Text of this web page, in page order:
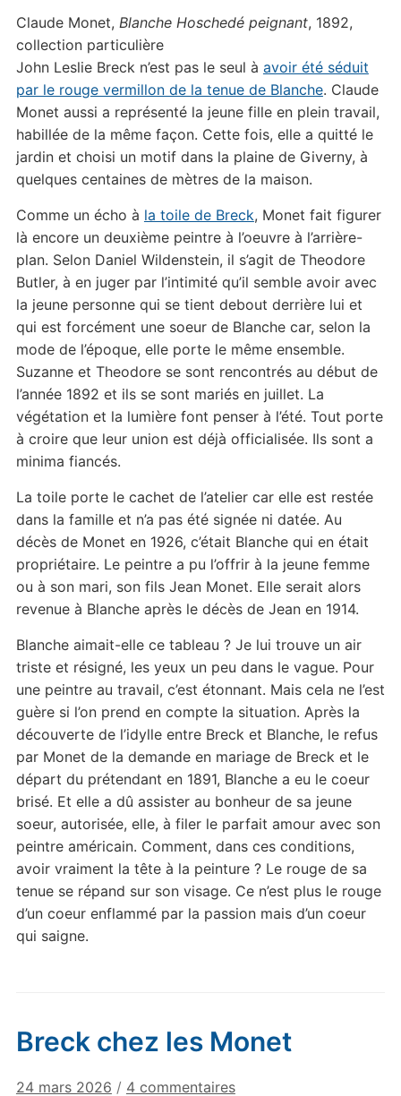
Claude Monet, Blanche Hoschedé peignant, 1892,
collection particulière
John Leslie Breck n’est pas le seul à avoir été séduit
par le rouge vermillon de la tenue de Blanche. Claude
Monet aussi a représenté la jeune fille en plein travail,
habillée de la même façon. Cette fois, elle a quitté le
jardin et choisi un motif dans la plaine de Giverny, à
quelques centaines de mètres de la maison.
Comme un écho à la toile de Breck, Monet fait figurer
là encore un deuxième peintre à l’oeuvre à l’arrière-
plan. Selon Daniel Wildenstein, il s’agit de Theodore
Butler, à en juger par l’intimité qu’il semble avoir avec
la jeune personne qui se tient debout derrière lui et
qui est forcément une soeur de Blanche car, selon la
mode de l’époque, elle porte le même ensemble.
Suzanne et Theodore se sont rencontrés au début de
l’année 1892 et ils se sont mariés en juillet. La
végétation et la lumière font penser à l’été. Tout porte
à croire que leur union est déjà officialisée. Ils sont a
minima fiancés.
La toile porte le cachet de l’atelier car elle est restée
dans la famille et n’a pas été signée ni datée. Au
décès de Monet en 1926, c’était Blanche qui en était
propriétaire. Le peintre a pu l’offrir à la jeune femme
ou à son mari, son fils Jean Monet. Elle serait alors
revenue à Blanche après le décès de Jean en 1914.
Blanche aimait-elle ce tableau ? Je lui trouve un air
triste et résigné, les yeux un peu dans le vague. Pour
une peintre au travail, c’est étonnant. Mais cela ne l’est
guère si l’on prend en compte la situation. Après la
découverte de l’idylle entre Breck et Blanche, le refus
par Monet de la demande en mariage de Breck et le
départ du prétendant en 1891, Blanche a eu le coeur
brisé. Et elle a dû assister au bonheur de sa jeune
soeur, autorisée, elle, à filer le parfait amour avec son
peintre américain. Comment, dans ces conditions,
avoir vraiment la tête à la peinture ? Le rouge de sa
tenue se répand sur son visage. Ce n’est plus le rouge
d’un coeur enflammé par la passion mais d’un coeur
qui saigne.
Breck chez les Monet
24 mars 2026 / 4 commentairessur